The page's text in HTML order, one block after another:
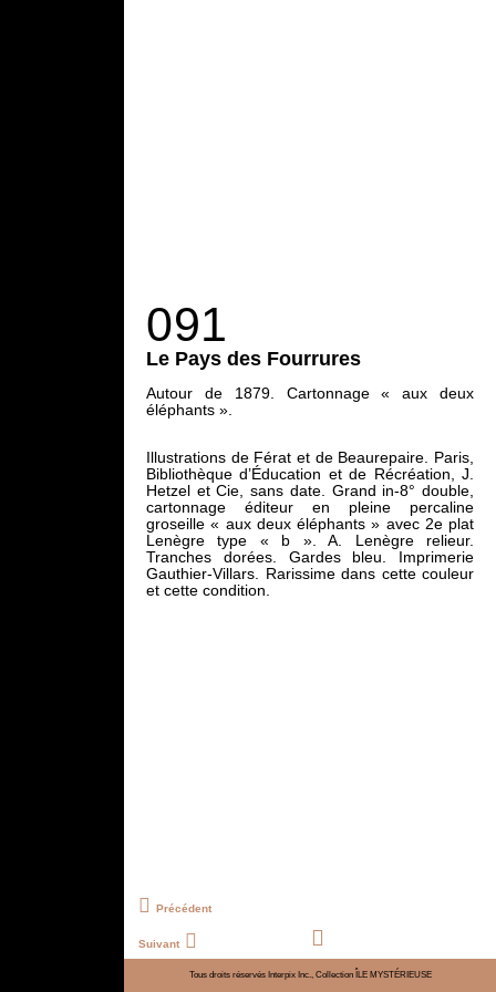
091
Le Pays des Fourrures
Autour de 1879. Cartonnage « aux deux
éléphants ».
Illustrations de Férat et de Beaurepaire. Paris,
Bibliothèque d’Éducation et de Récréation, J.
Hetzel et Cie, sans date. Grand in-8° double,
cartonnage éditeur en pleine percaline
groseille « aux deux éléphants » avec 2e plat
Lenègre type « b ». A. Lenègre relieur.
Tranches dorées. Gardes bleu. Imprimerie
Gauthier-Villars. Rarissime dans cette couleur
et cette condition.
Précédent
Suivant
Tous droits réservés Interpix Inc., Collection ÎLE MYSTÉRIEUSE